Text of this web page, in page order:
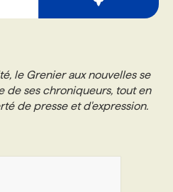
le Grenier aux nouvelles se
de ses chroniqueurs, tout en
de presse et d'expression.